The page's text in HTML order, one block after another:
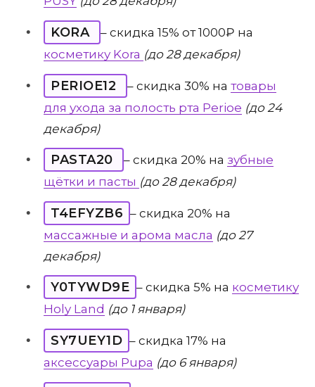
KORA
– скидка 15% от 1000₽ на
косметику Kora (до 28 декабря)
PERIOE12 – скидка 30% на товары
для ухода за полость рта Perioe (до 24
декабря)
PASTA20 – скидка 20% на зубные
щётки и пасты (до 28 декабря)
T4EFYZB6 – скидка 20% на
массажные и арома масла (до 27
декабря)
Y0TYWD9E – скидка 5% на косметику
Holy Land (до 1 января)
SY7UEY1D – скидка 17% на
аксессуары Pupa (до 6 января)